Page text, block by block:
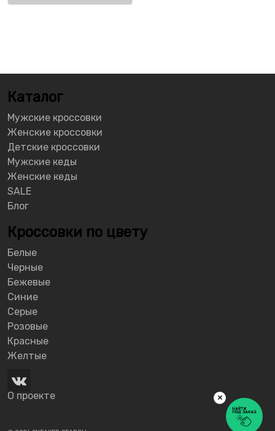
Каталог
Мужские кроссовки
Женские кроссовки
Детские кроссовки
Мужские кеды
Женские кеды
SALE
Блог
Кроссовки по цвету
Белые
Черные
Бежевые
Синие
Серые
Розовые
Красные
Желтые
О проекте ×